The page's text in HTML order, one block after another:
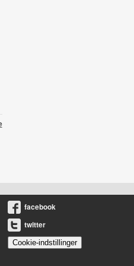
facebook
twitter
Cookie-indstillinger